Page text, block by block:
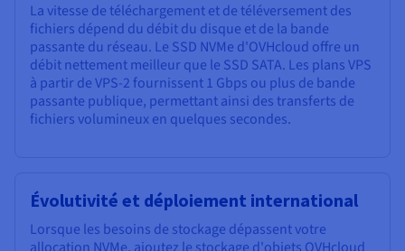
La vitesse de téléchargement et de téléversement des
fichiers dépend du débit du disque et de la bande
passante du réseau. Le SSD NVMe d'OVHcloud offre un
débit nettement meilleur que le SSD SATA. Les plans VPS
à partir de VPS-2 fournissent 1 Gbps ou plus de bande
passante publique, permettant ainsi des transferts de
fichiers volumineux en quelques secondes.
Évolutivité et déploiement international
Lorsque les besoins de stockage dépassent votre